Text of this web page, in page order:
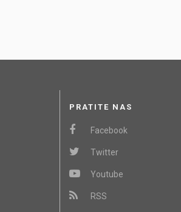
PRATITE NAS
Facebook
Twitter
Youtube
RSS